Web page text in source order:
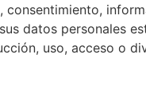
datos personales
uso, acceso o